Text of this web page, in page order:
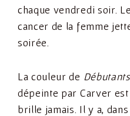
chaque vendredi soir.
cancer de la femme
soirée.
La couleur de
dépeinte par Carver est
brille jamais. Il y a,